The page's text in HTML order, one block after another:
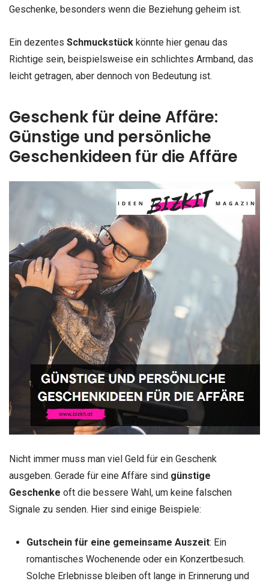
Geschenke, besonders wenn die Beziehung geheim ist.
Ein dezentes Schmuckstück könnte hier genau das
Richtige sein, beispielsweise ein schlichtes Armband, das
leicht getragen, aber dennoch von Bedeutung ist.
Geschenk für deine Affäre:
Günstige und persönliche
Geschenkideen für die Affäre
Nicht immer muss man viel Geld für ein Geschenk
ausgeben. Gerade für eine Affäre sind günstige
Geschenke oft die bessere Wahl, um keine falschen
Signale zu senden. Hier sind einige Beispiele:
Gutschein für eine gemeinsame Auszeit: Ein
romantisches Wochenende oder ein Konzertbesuch.
Solche Erlebnisse bleiben oft lange in Erinnerung und